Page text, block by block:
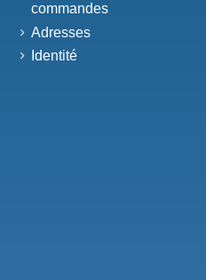
commandes
Adresses
Identité